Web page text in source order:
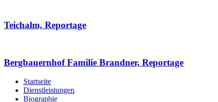
Teichalm, Reportage
Bergbauernhof Familie Brandner, Reportage
Startseite
Dienstleistungen
Biographie